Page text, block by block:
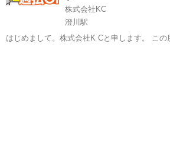
株式会社KC
澄川駅
はじめまして。株式会社K Cと申します。 この